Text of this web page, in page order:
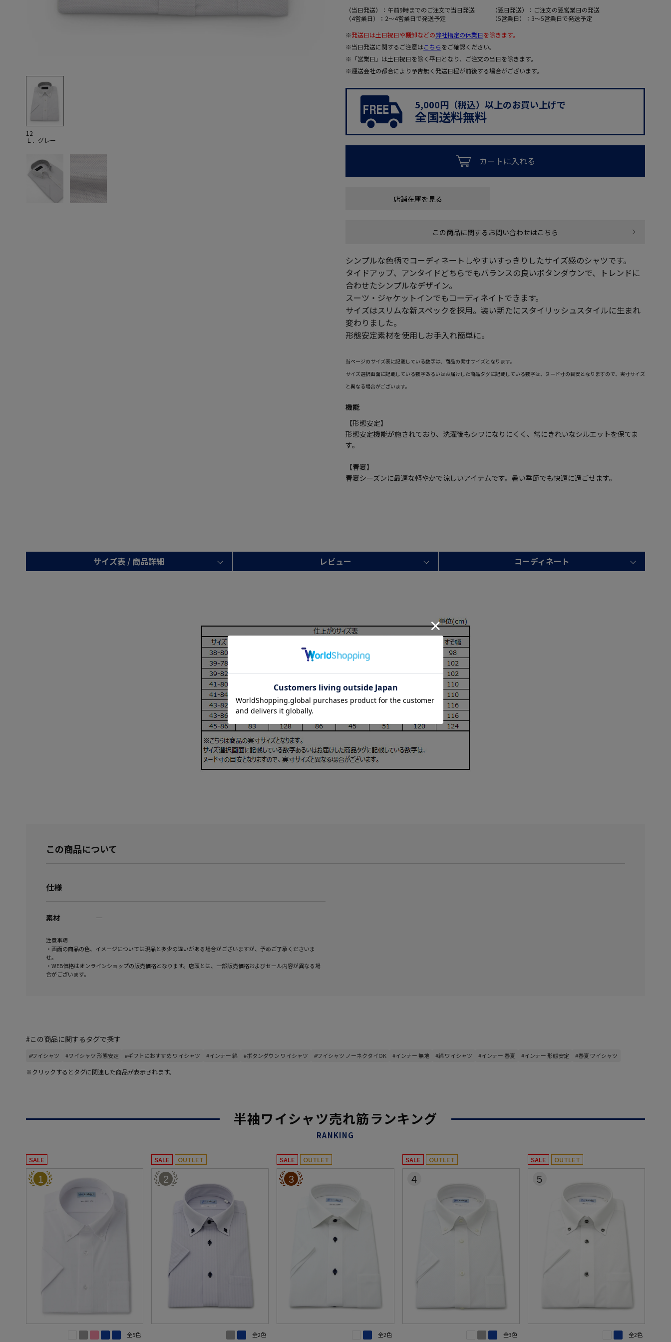
12
Ｌ．グレー
（当日発送）：午前9時までのご注文で当日発送
（翌日発送）：ご注文の翌営業日の発送
（4営業日）：2～4営業日で発送予定
（5営業日）：3～5営業日で発送予定
※発送日は土日祝日や棚卸などの弊社指定の休業日を除きます。
※当日発送に関するご注意はこちらをご確認ください。
※「営業日」は土日祝日を除く平日となり、ご注文の当日を除きます。
※運送会社の都合により予告無く発送日程が前後する場合がございます。
5,000円（税込）以上のお買い上げで
全国送料無料
カートに入れる
店舗在庫を見る
この商品に関するお問い合わせはこちら
シンプルな色柄でコーディネートしやすいすっきりしたサイズ感のシャツです。
タイドアップ、アンタイドどちらでもバランスの良いボタンダウンで、トレンドに
合わせたシンプルなデザイン。
スーツ・ジャケットインでもコーディネイトできます。
サイズはスリムな新スペックを採用。装い新たにスタイリッシュスタイルに生まれ
変わりました。
形態安定素材を使用しお手入れ簡単に。
当ページのサイズ表に記載している数字は、商品の実寸サイズとなります。
サイズ選択画面に記載している数字あるいはお届けした商品タグに記載している数字は、ヌード寸の目安となりますので、実寸サイズ
と異なる場合がございます。
機能
【形態安定】
形態安定機能が施されており、洗濯後もシワになりにくく、常にきれいなシルエットを保てま
す。
【春夏】
春夏シーズンに最適な軽やかで涼しいアイテムです。暑い季節でも快適に過ごせます。
サイズ表 / 商品詳細 レビュー コーディネート
この商品について
仕様
素材 ―
注意事項
・画面の商品の色、イメージについては現品と多少の違いがある場合がございますが、予めご了承くださいま
せ。
・WEB価格はオンラインショップの販売価格となります。店頭とは、一部販売価格およびセール内容が異なる場
合がございます。
#この商品に関するタグで探す
#ワイシャツ #ワイシャツ 形態安定 #ギフトにおすすめ ワイシャツ #インナー 綿 #ボタンダウン ワイシャツ #ワイシャツ ノーネクタイOK #インナー 無地 #綿 ワイシャツ #インナー 春夏 #インナー 形態安定 #春夏 ワイシャツ
※クリックするとタグに関連した商品が表示されます。
半袖ワイシャツ売れ筋ランキング
RANKING
SALE
1
全5色
SALE OUTLET
2
全2色
SALE OUTLET
3
全2色
SALE OUTLET
4
全3色
SALE OUTLET
5
全2色